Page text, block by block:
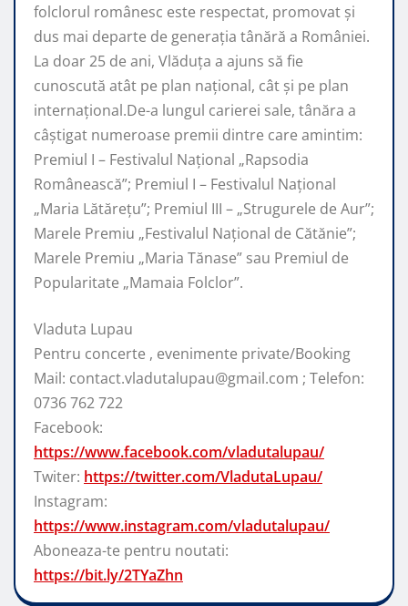
folclorul românesc este respectat, promovat şi
dus mai departe de generaţia tânără a României.
La doar 25 de ani, Vlăduța a ajuns să fie
cunoscută atât pe plan naţional, cât şi pe plan
internaţional.De-a lungul carierei sale, tânăra a
câştigat numeroase premii dintre care amintim:
Premiul I – Festivalul Național „Rapsodia
Românească”; Premiul I – Festivalul Național
„Maria Lătărețu”; Premiul III – „Strugurele de Aur”;
Marele Premiu „Festivalul Național de Cătănie”;
Marele Premiu „Maria Tănase” sau Premiul de
Popularitate „Mamaia Folclor”.
Vladuta Lupau
Pentru concerte , evenimente private/Booking
Mail: contact.vladutalupau@gmail.com ; Telefon:
0736 762 722
Facebook:
https://www.facebook.com/vladutalupau/
Twiter: https://twitter.com/VladutaLupau/
Instagram:
https://www.instagram.com/vladutalupau/
Aboneaza-te pentru noutati:
https://bit.ly/2TYaZhn